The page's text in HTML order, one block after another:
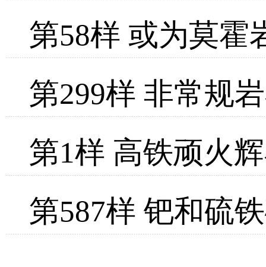
第58样 或为莫霍
第299样 非常规
第1样 高铁顽火
第587样 钯和硫